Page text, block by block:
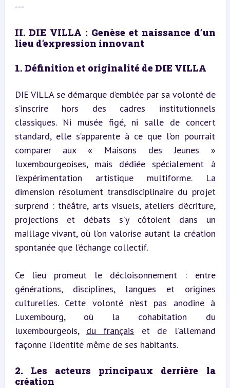
---
II. DIE VILLA : Genèse et naissance d’un
lieu d’expression innovant
1. Définition et originalité de DIE VILLA
DIE VILLA se démarque d’emblée par sa volonté de
s’inscrire hors des cadres institutionnels
classiques. Ni musée figé, ni salle de concert
standard, elle s’apparente à ce que l’on pourrait
comparer aux « Maisons des Jeunes »
luxembourgeoises, mais dédiée spécialement à
l’expérimentation artistique multiforme. La
dimension résolument transdisciplinaire du projet
surprend : théâtre, arts visuels, ateliers d’écriture,
projections et débats s’y côtoient dans un
maillage vivant, où l’on valorise autant la création
spontanée que l’échange collectif.
Ce lieu promeut le décloisonnement : entre
générations, disciplines, langues et origines
culturelles. Cette volonté n’est pas anodine à
Luxembourg, où la cohabitation du
luxembourgeois, du français et de l’allemand
façonne l’identité même de ses habitants.
2. Les acteurs principaux derrière la
création